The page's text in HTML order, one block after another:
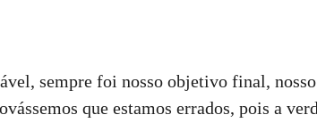
sempre foi nosso objetivo final,
que estamos errados, pois a